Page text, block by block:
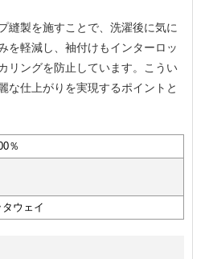
縫製を施すことで、洗濯後に気に
を軽減し、袖付けもインターロッ
リングを防止しています。こうい
な仕上がりを実現するポイントと
％
タウェイ